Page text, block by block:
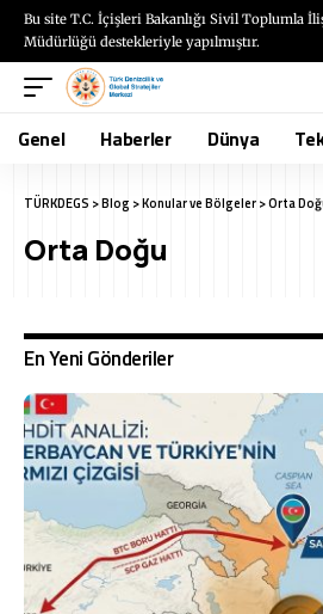
Bu site T.C. İçişleri Bakanlığı Sivil Toplumla
Müdürlüğü destekleriyle yapılmıştır.
Genel Haberler Dünya
TÜRKDEGS >Blog >Konular ve Bölgeler>Orta
Orta Doğu
En Yeni Gönderiler